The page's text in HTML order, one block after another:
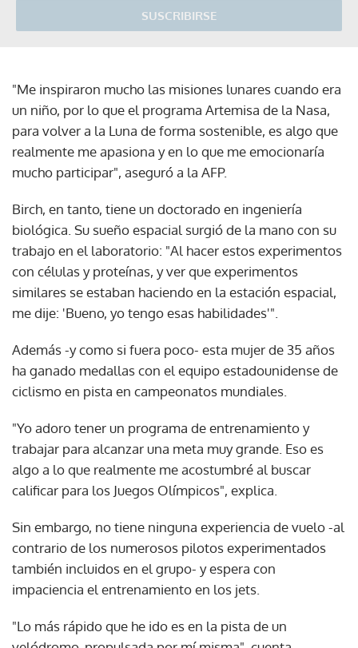
SUSCRIBIRSE
"Me inspiraron mucho las misiones lunares cuando era
un niño, por lo que el programa Artemisa de la Nasa,
para volver a la Luna de forma sostenible, es algo que
realmente me apasiona y en lo que me emocionaría
mucho participar", aseguró a la AFP.
Birch, en tanto, tiene un doctorado en ingeniería
biológica. Su sueño espacial surgió de la mano con su
trabajo en el laboratorio: "Al hacer estos experimentos
con células y proteínas, y ver que experimentos
similares se estaban haciendo en la estación espacial,
me dije: 'Bueno, yo tengo esas habilidades'".
Además -y como si fuera poco- esta mujer de 35 años
ha ganado medallas con el equipo estadounidense de
ciclismo en pista en campeonatos mundiales.
"Yo adoro tener un programa de entrenamiento y
trabajar para alcanzar una meta muy grande. Eso es
algo a lo que realmente me acostumbré al buscar
calificar para los Juegos Olímpicos", explica.
Sin embargo, no tiene ninguna experiencia de vuelo -al
contrario de los numerosos pilotos experimentados
también incluidos en el grupo- y espera con
impaciencia el entrenamiento en los jets.
"Lo más rápido que he ido es en la pista de un